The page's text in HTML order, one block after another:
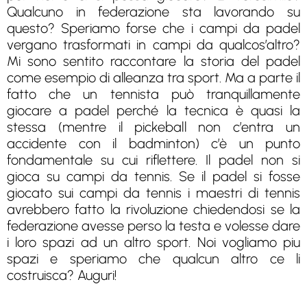
Qualcuno in federazione sta lavorando su
questo? Speriamo forse che i campi da padel
vergano trasformati in campi da qualcos’altro?
Mi sono sentito raccontare la storia del padel
come esempio di alleanza tra sport. Ma a parte il
fatto che un tennista può tranquillamente
giocare a padel perché la tecnica è quasi la
stessa (mentre il pickeball non c’entra un
accidente con il badminton) c’è un punto
fondamentale su cui riflettere. Il padel non si
gioca su campi da tennis. Se il padel si fosse
giocato sui campi da tennis i maestri di tennis
avrebbero fatto la rivoluzione chiedendosi se la
federazione avesse perso la testa e volesse dare
i loro spazi ad un altro sport. Noi vogliamo piu
spazi e speriamo che qualcun altro ce li
costruisca? Auguri!